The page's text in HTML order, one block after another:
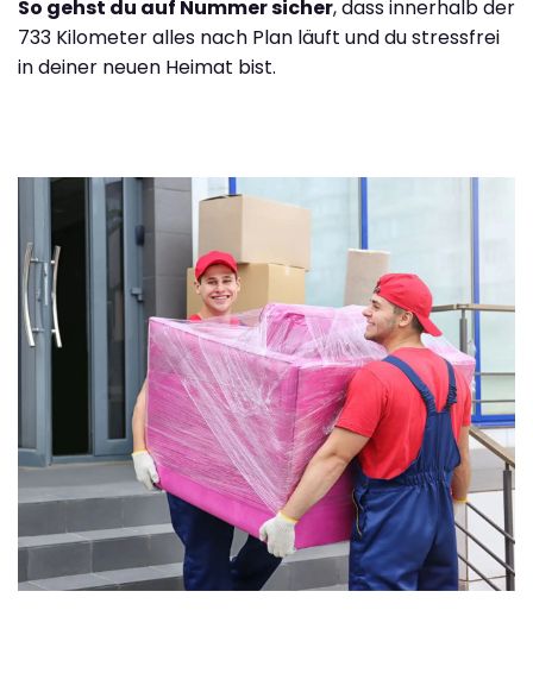
So gehst du auf Nummer sicher, dass innerhalb der
733 Kilometer alles nach Plan läuft und du stressfrei
in deiner neuen Heimat bist.